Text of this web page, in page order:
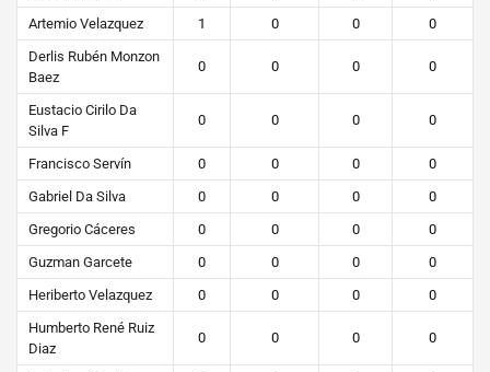
Artemio Velazquez
1 0 0
0
Derlis Rubén Monzon
Baez
0 0 0 0
Eustacio Cirilo Da
Silva F
0 0 0 0
Francisco Servín 0 0 0
0
Gabriel Da Silva
0 0 0
0
Gregorio Cáceres
0 0 0
0
Guzman Garcete
0 0 0
0
Heriberto Velazquez
0 0 0
0
Humberto René Ruiz
Diaz
0 0 0 0